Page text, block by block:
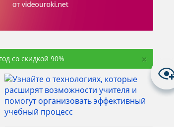
со скидкой 90% ×